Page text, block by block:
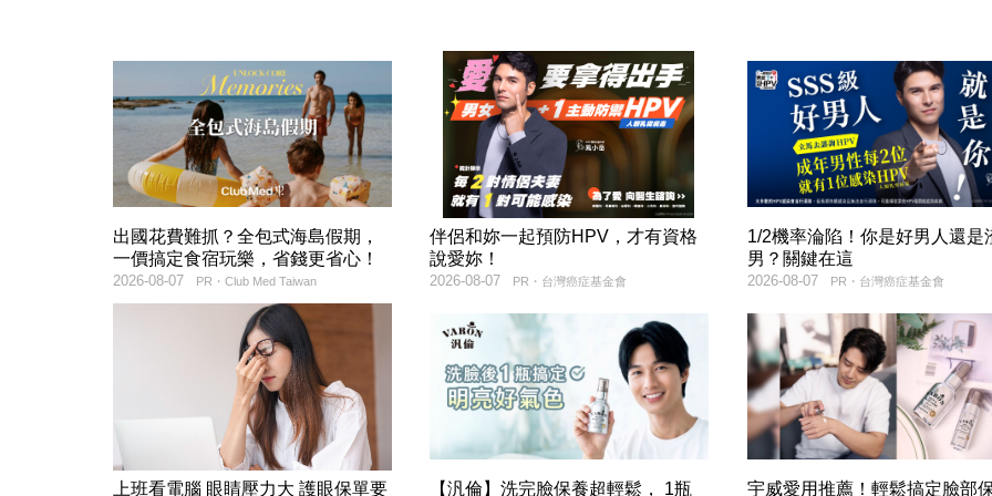
出國花費難抓？全包式海島假期，
一價搞定食宿玩樂，省錢更省心！
PR・Club Med Taiwan
2026-08-07
伴侶和妳一起預防HPV，才有資格
說愛妳！
PR・台灣癌症基金會
2026-08-07
1/2機率淪陷！你是好男人還是
男？關鍵在這
PR・台灣癌症基金會
2026-08-07
上班看電腦 眼睛壓力大 護眼保單要 【汎倫】洗完臉保養超輕鬆， 1瓶 宇威愛用推薦！輕鬆搞定臉部